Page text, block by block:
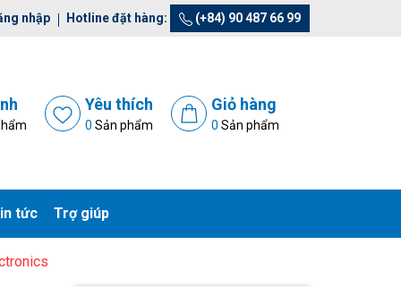
nhập Hotline đặt hàng: (+84) 90 487 66 99
Yêu thích
0 Sản phẩm
Giỏ hàng
0 Sản phẩm
tức Trợ giúp